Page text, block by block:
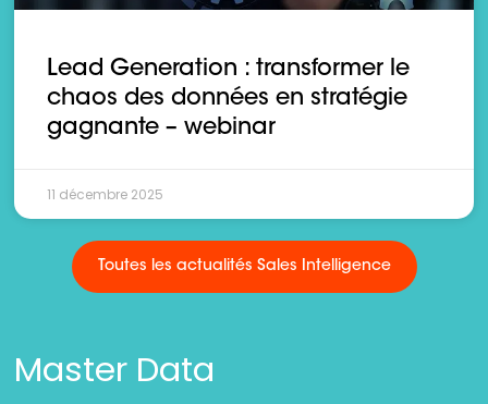
Lead Generation : transformer le
chaos des données en stratégie
gagnante – webinar
11 décembre 2025
Toutes les actualités Sales Intelligence
Master Data